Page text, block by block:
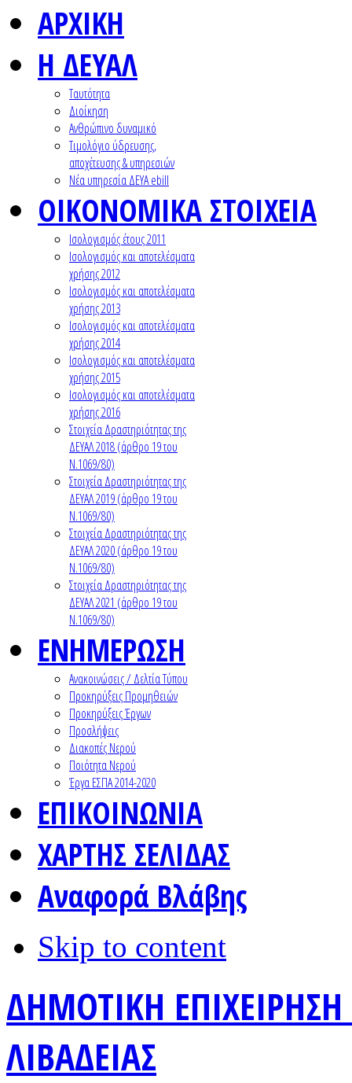
ΑΡΧΙΚΗ
Η ΔΕΥΑΛ
Ταυτότητα
Διοίκηση
Ανθρώπινο δυναμικό
Τιμολόγιο ύδρευσης,
αποχέτευσης & υπηρεσιών
Nέα υπηρεσία ΔΕΥΑ ebill
ΟΙΚΟΝΟΜΙΚΑ ΣΤΟΙΧΕΙΑ
Ισολογισμός έτους 2011
Ισολογισμός και αποτελέσματα
χρήσης 2012
Ισολογισμός και αποτελέσματα
χρήσης 2013
Ισολογισμός και αποτελέσματα
χρήσης 2014
Ισολογισμός και αποτελέσματα
χρήσης 2015
Ισολογισμός και αποτελέσματα
χρήσης 2016
Στοιχεία Δραστηριότητας της
ΔΕΥΑΛ 2018 (άρθρο 19 του
Ν.1069/80)
Στοιχεία Δραστηριότητας της
ΔΕΥΑΛ 2019 (άρθρο 19 του
Ν.1069/80)
Στοιχεία Δραστηριότητας της
ΔΕΥΑΛ 2020 (άρθρο 19 του
Ν.1069/80)
Στοιχεία Δραστηριότητας της
ΔΕΥΑΛ 2021 (άρθρο 19 του
Ν.1069/80)
ΕΝΗΜΕΡΩΣΗ
Ανακοινώσεις / Δελτία Τύπου
Προκηρύξεις Προμηθειών
Προκηρύξεις Έργων
Προσλήψεις
Διακοπές Νερού
Ποιότητα Νερού
Έργα ΕΣΠΑ 2014-2020
ΕΠΙΚΟΙΝΩΝΙΑ
ΧΑΡΤΗΣ ΣΕΛΙΔΑΣ
Αναφορά Βλάβης
Skip to content
ΔΗΜΟΤΙΚΗ
ΛΙΒΑΔΕΙΑΣ